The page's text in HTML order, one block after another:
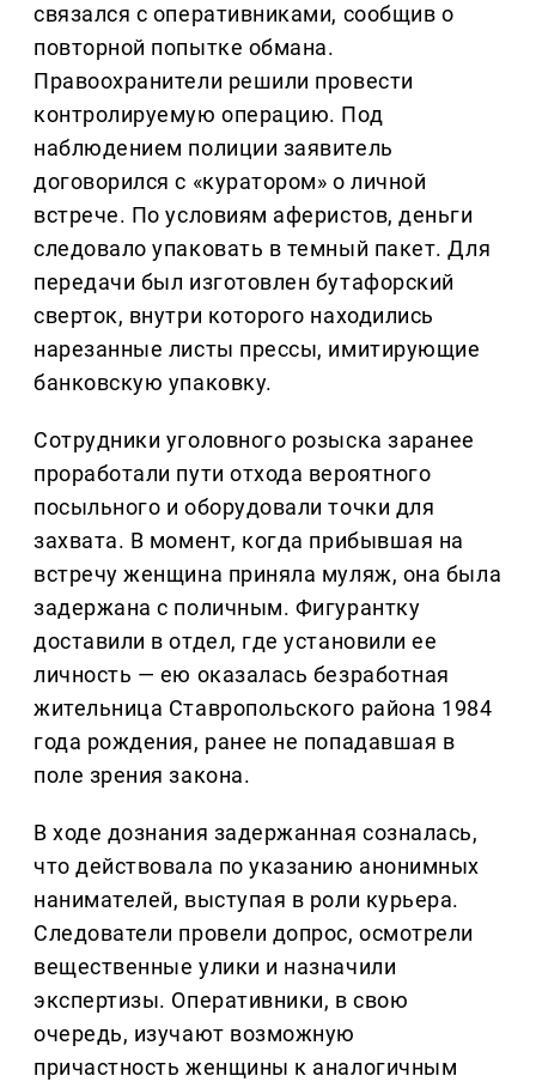
связался с оперативниками, сообщив о
повторной попытке обмана.
Правоохранители решили провести
контролируемую операцию. Под
наблюдением полиции заявитель
договорился с «куратором» о личной
встрече. По условиям аферистов, деньги
следовало упаковать в темный пакет. Для
передачи был изготовлен бутафорский
сверток, внутри которого находились
нарезанные листы прессы, имитирующие
банковскую упаковку.
Сотрудники уголовного розыска заранее
проработали пути отхода вероятного
посыльного и оборудовали точки для
захвата. В момент, когда прибывшая на
встречу женщина приняла муляж, она была
задержана с поличным. Фигурантку
доставили в отдел, где установили ее
личность — ею оказалась безработная
жительница Ставропольского района 1984
года рождения, ранее не попадавшая в
поле зрения закона.
В ходе дознания задержанная созналась,
что действовала по указанию анонимных
нанимателей, выступая в роли курьера.
Следователи провели допрос, осмотрели
вещественные улики и назначили
экспертизы. Оперативники, в свою
очередь, изучают возможную
причастность женщины к аналогичным